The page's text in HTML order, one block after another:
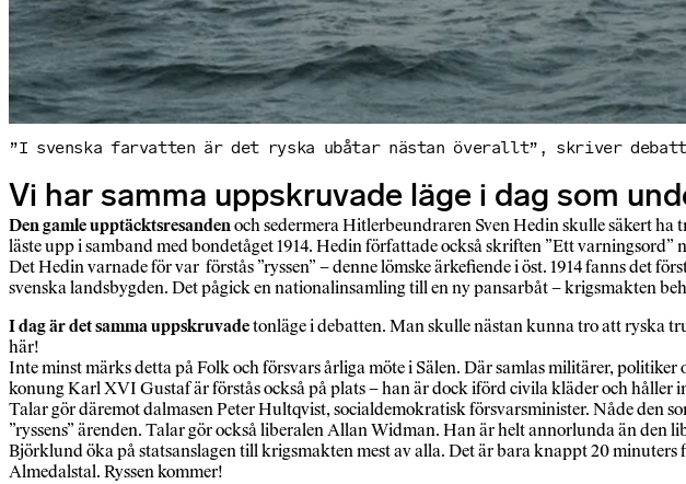
”I svenska farvatten är det ryska ubåtar nästan överallt”, skriver
Vi har samma uppskruvade läge i dag som
Den gamle upptäcktsresandenoch sedermera Hitlerbeundraren Sven Hedin skulle säkert
läste upp i samband med bondetåget 1914. Hedin författade också skriften ”Ett varningsord”
Det Hedin varnade för var förstås ”ryssen” – denne lömske ärkefiende i öst. 1914 fanns det
svenska landsbygden. Det pågick en nationalinsamling till en ny pansarbåt – krigsmakten
I dag är det samma uppskruvadetonläge i debatten. Man skulle nästan kunna tro att ryska
här!
Inte minst märks detta på Folk och försvars årliga möte i Sälen. Där samlas militärer,
konung Karl XVI Gustaf är förstås också på plats – han är dock iförd civila kläder och håller
Talar gör däremot dalmasen Peter Hultqvist, socialdemokratisk försvarsminister. Nåde den
”ryssens” ärenden. Talar gör också liberalen Allan Widman. Han är helt annorlunda än
Björklund öka på statsanslagen till krigsmakten mest av alla. Det är bara knappt 20
Almedalstal. Ryssen kommer!